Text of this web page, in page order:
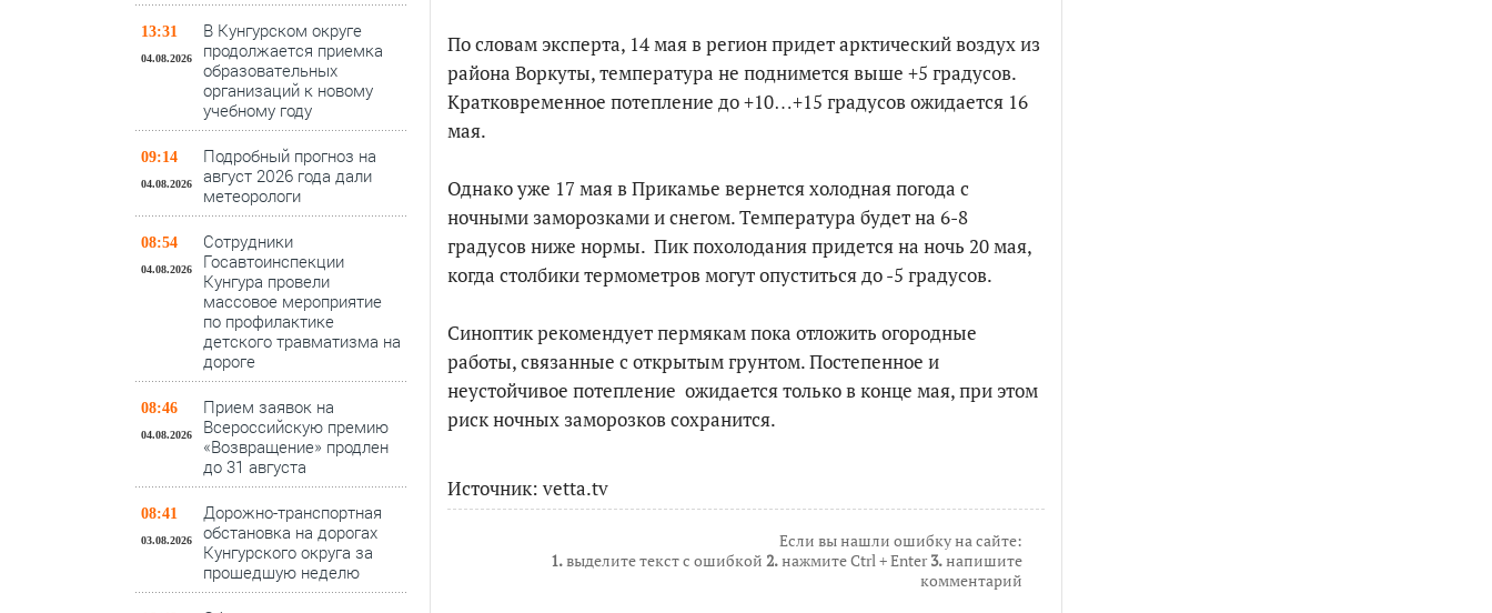
13:31
04.08.2026
В Кунгурском округе
продолжается приемка
образовательных
организаций к новому
учебному году
09:14
04.08.2026
Подробный прогноз на
август 2026 года дали
метеорологи
08:54
04.08.2026
Сотрудники
Госавтоинспекции
Кунгура провели
массовое мероприятие
по профилактике
детского травматизма на
дороге
08:46
04.08.2026
Прием заявок на
Всероссийскую премию
«Возвращение» продлен
до 31 августа
08:41
03.08.2026
Дорожно-транспортная
обстановка на дорогах
Кунгурского округа за
прошедшую неделю
По словам эксперта, 14 мая в регион придет арктический воздух из
района Воркуты, температура не поднимется выше +5 градусов.
Кратковременное потепление до +10…+15 градусов ожидается 16
мая.
Однако уже 17 мая в Прикамье вернется холодная погода с
ночными заморозками и снегом. Температура будет на 6-8
градусов ниже нормы. Пик похолодания придется на ночь 20 мая,
когда столбики термометров могут опуститься до -5 градусов.
Синоптик рекомендует пермякам пока отложить огородные
работы, связанные с открытым грунтом. Постепенное и
неустойчивое потепление ожидается только в конце мая, при этом
риск ночных заморозков сохранится.
Источник: vetta.tv
Если вы нашли ошибку на сайте:
1.выделите текст с ошибкой 2.нажмите Ctrl + Enter3.напишите
комментарий